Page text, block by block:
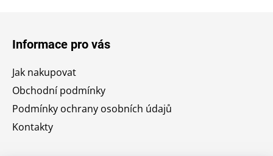
Informace pro vás
Jak nakupovat
Obchodní podmínky
Podmínky ochrany osobních údajů
Kontakty